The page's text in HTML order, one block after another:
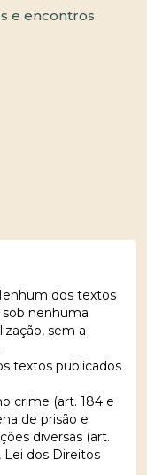
e encontros
dos textos
sob nenhuma
sem a
textos publicados
crime (art. 184 e
de prisão e
diversas (art.
Lei dos Direitos